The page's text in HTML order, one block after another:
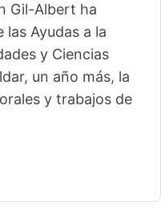
Gil-Albert ha
las Ayudas a la
y Ciencias
un año más, la
y trabajos de